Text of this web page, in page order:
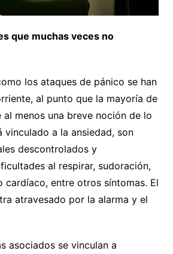
que muchas veces no
los ataques de pánico se han
al punto que la mayoría de
al menos una breve noción de lo
vinculado a la ansiedad, son
descontrolados y
al respirar, sudoración,
cardíaco, entre otros síntomas. El
atravesado por la alarma y el
asociados se vinculan a